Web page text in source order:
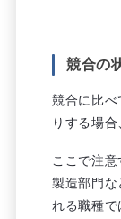
競合の
競合に比
りする場
ここで注
製造部門な
れる職種で